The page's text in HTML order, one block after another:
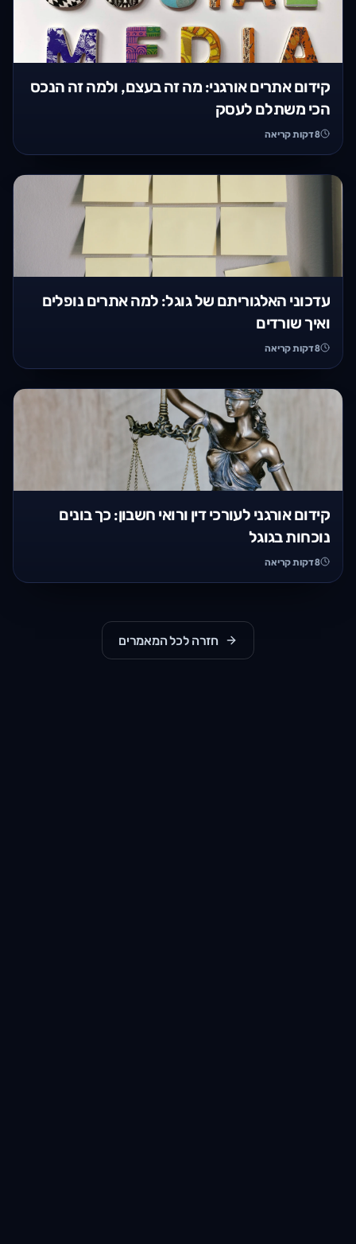
קידום אתרים אורגני: מה זה בעצם, ולמה זה הנכס
הכי משתלם לעסק
8דקות קריאה
עדכוני האלגוריתם של גוגל: למה אתרים נופלים
ואיך שורדים
8דקות קריאה
קידום אורגני לעורכי דין ורואי חשבון: כך בונים
נוכחות בגוגל
8דקות קריאה
חזרה לכל המאמרים